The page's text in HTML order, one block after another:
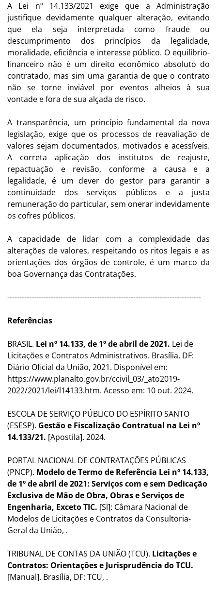
A Lei nº 14.133/2021 exige que a Administração
justifique devidamente qualquer alteração, evitando
que ela seja interpretada como fraude ou
descumprimento dos princípios da legalidade,
moralidade, eficiência e interesse público. O equilíbrio-
financeiro não é um direito econômico absoluto do
contratado, mas sim uma garantia de que o contrato
não se torne inviável por eventos alheios à sua
vontade e fora de sua alçada de risco.
A transparência, um princípio fundamental da nova
legislação, exige que os processos de reavaliação de
valores sejam documentados, motivados e acessíveis.
A correta aplicação dos institutos de reajuste,
repactuação e revisão, conforme a causa e a
legalidade, é um dever do gestor para garantir a
continuidade dos serviços públicos e a justa
remuneração do particular, sem onerar indevidamente
os cofres públicos.
A capacidade de lidar com a complexidade das
alterações de valores, respeitando os ritos legais e as
orientações dos órgãos de controle, é um marco da
boa Governança das Contratações.
--------------------------------------------------------------------------------
Referências
BRASIL. Lei nº 14.133, de 1º de abril de 2021. Lei de
Licitações e Contratos Administrativos. Brasília, DF:
Diário Oficial da União, 2021. Disponível em:
https://www.planalto.gov.br/ccivil_03/_ato2019-
2022/2021/lei/l14133.htm. Acesso em: 10 out. 2024.
ESCOLA DE SERVIÇO PÚBLICO DO ESPÍRITO SANTO
(ESESP). Gestão e Fiscalização Contratual na Lei nº
14.133/21. [Apostila]. 2024.
PORTAL NACIONAL DE CONTRATAÇÕES PÚBLICAS
(PNCP). Modelo de Termo de Referência Lei nº 14.133,
de 1º de abril de 2021: Serviços com e sem Dedicação
Exclusiva de Mão de Obra, Obras e Serviços de
Engenharia, Exceto TIC. [Sl]: Câmara Nacional de
Modelos de Licitações e Contratos da Consultoria-
Geral da União, .
TRIBUNAL DE CONTAS DA UNIÃO (TCU). Licitações e
Contratos: Orientações e Jurisprudência do TCU.
[Manual]. Brasília, DF: TCU, .